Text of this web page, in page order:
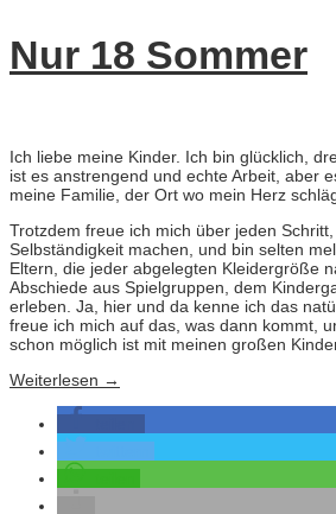
Nur 18 Sommer
Ich liebe meine Kinder. Ich bin glücklich,
ist es anstrengend und echte Arbeit, aber
meine Familie, der Ort wo mein Herz
Trotzdem freue ich mich über jeden
Selbständigkeit machen, und bin selten
Eltern, die jeder abgelegten Kleidergröße
Abschiede aus Spielgruppen, dem
erleben. Ja, hier und da kenne ich das
freue ich mich auf das, was dann kommt,
schon möglich ist mit meinen großen
Weiterlesen →